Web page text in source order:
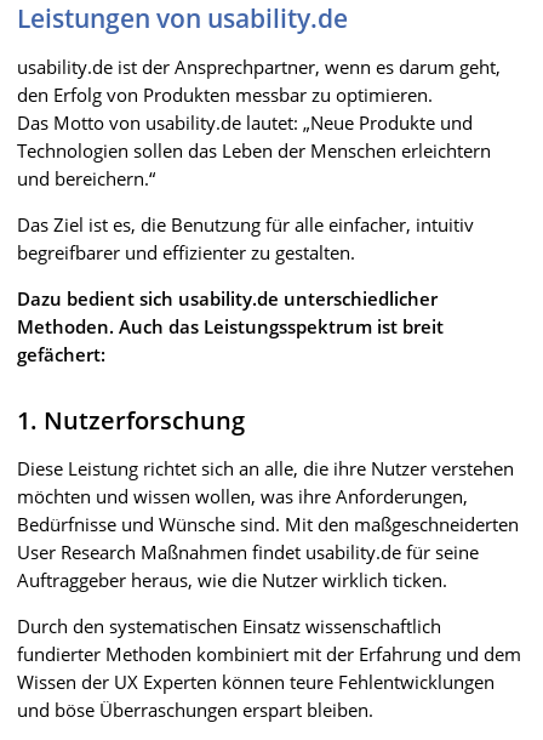
Leistungen von usability.de
usability.de ist der Ansprechpartner, wenn es darum geht,
den Erfolg von Produkten messbar zu optimieren.
Das Motto von usability.de lautet: „Neue Produkte und
Technologien sollen das Leben der Menschen erleichtern
und bereichern.“
Das Ziel ist es, die Benutzung für alle einfacher, intuitiv
begreifbarer und effizienter zu gestalten.
Dazu bedient sich usability.de unterschiedlicher
Methoden. Auch das Leistungsspektrum ist breit
gefächert:
1. Nutzerforschung
Diese Leistung richtet sich an alle, die ihre Nutzer verstehen
möchten und wissen wollen, was ihre Anforderungen,
Bedürfnisse und Wünsche sind. Mit den maßgeschneiderten
User Research Maßnahmen findet usability.de für seine
Auftraggeber heraus, wie die Nutzer wirklich ticken.
Durch den systematischen Einsatz wissenschaftlich
fundierter Methoden kombiniert mit der Erfahrung und dem
Wissen der UX Experten können teure Fehlentwicklungen
und böse Überraschungen erspart bleiben.